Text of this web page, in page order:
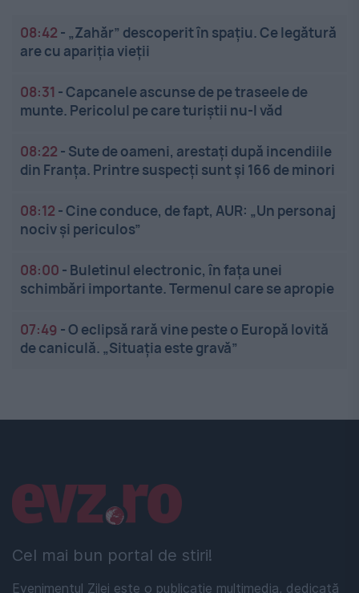
08:42 - „Zahăr” descoperit în spațiu. Ce legătură
are cu apariția vieții
08:31 -Capcanele ascunse de pe traseele de
munte. Pericolul pe care turiștii nu-l văd
08:22 - Sute de oameni, arestați după incendiile
din Franța. Printre suspecți sunt și 166 de minori
08:12 -Cine conduce, de fapt, AUR: „Un personaj
nociv și periculos”
08:00 - Buletinul electronic, în fața unei
schimbări importante. Termenul care se apropie
07:49 -O eclipsă rară vine peste o Europă lovită
de caniculă. „Situația este gravă”
Cel mai bun portal de stiri!
Evenimentul Zilei este o publicație multimedia, dedicată
Linkuri utile